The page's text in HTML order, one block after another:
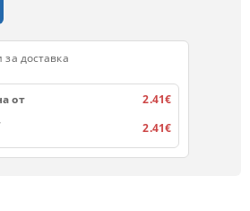
доставка
от
2.41€
2.41€